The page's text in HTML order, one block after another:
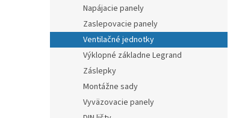
Napájacie panely
Zaslepovacie panely
Ventilačné jednotky
Výklopné základne Legrand
Záslepky
Montážne sady
Vyväzovacie panely